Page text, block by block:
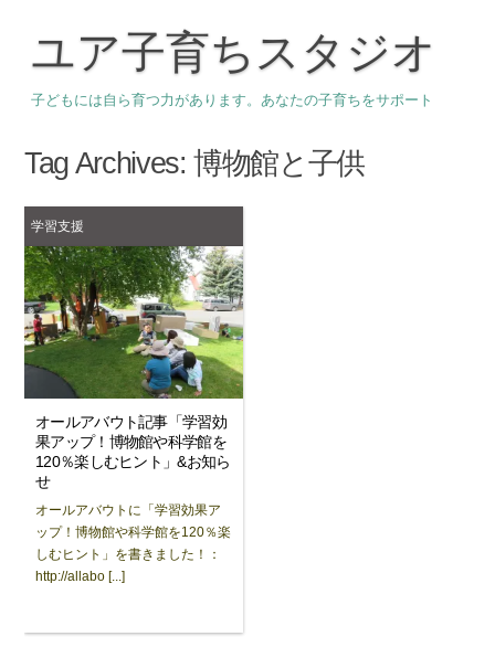
ユア子育ちスタジオ
子どもには自ら育つ力があります。あなたの子育ちをサポート
Tag Archives:博物館と子供
学習支援
オールアバウト記事「学習効
果アップ！博物館や科学館を
120％楽しむヒント」&お知ら
せ
オールアバウトに「学習効果ア
ップ！博物館や科学館を120％楽
しむヒント」を書きました！：
http://allabo [...]